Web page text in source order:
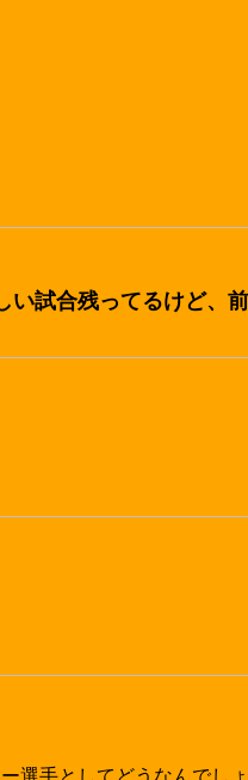
試合残ってるけど、
選手としてどうなんでし